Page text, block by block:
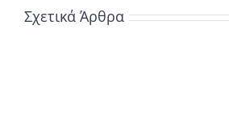
Σχετικά Άρθρα